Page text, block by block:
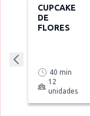
CUPCAKE
DE
FLORES
40 min
12
unidades